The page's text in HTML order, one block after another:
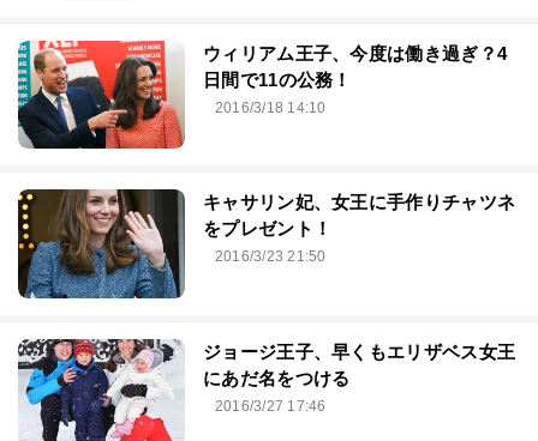
ウィリアム王子、今度は働き過ぎ？4
日間で11の公務！
2016/3/18 14:10
キャサリン妃、女王に手作りチャツネ
をプレゼント！
2016/3/23 21:50
ジョージ王子、早くもエリザベス女王
にあだ名をつける
2016/3/27 17:46